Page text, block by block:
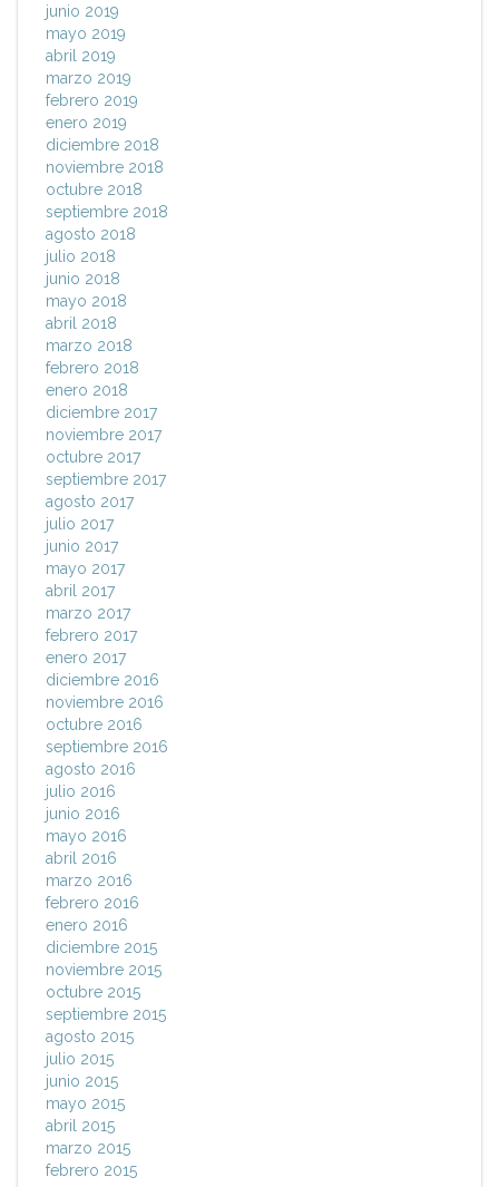
junio 2019
mayo 2019
abril 2019
marzo 2019
febrero 2019
enero 2019
diciembre 2018
noviembre 2018
octubre 2018
septiembre 2018
agosto 2018
julio 2018
junio 2018
mayo 2018
abril 2018
marzo 2018
febrero 2018
enero 2018
diciembre 2017
noviembre 2017
octubre 2017
septiembre 2017
agosto 2017
julio 2017
junio 2017
mayo 2017
abril 2017
marzo 2017
febrero 2017
enero 2017
diciembre 2016
noviembre 2016
octubre 2016
septiembre 2016
agosto 2016
julio 2016
junio 2016
mayo 2016
abril 2016
marzo 2016
febrero 2016
enero 2016
diciembre 2015
noviembre 2015
octubre 2015
septiembre 2015
agosto 2015
julio 2015
junio 2015
mayo 2015
abril 2015
marzo 2015
febrero 2015